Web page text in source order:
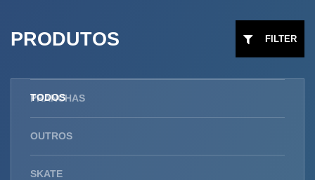
FILTER
PRODUTOS
TODOS
PRANCHAS
OUTROS
SKATE